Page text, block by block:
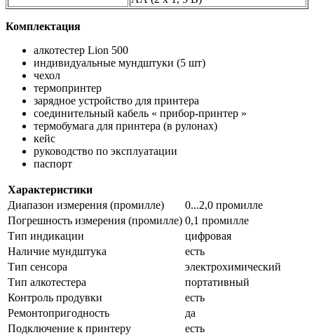
Комплектация
алкотестер Lion 500
индивидуальные мундштуки (5 шт)
чехол
термопринтер
зарядное устройство для принтера
соединительный кабель « прибор-принтер »
термобумага для принтера (в рулонах)
кейс
руководство по эксплуатации
паспорт
Характеристики
Диапазон измерения (промилле)
0...2,0 промилле
Погрешность измерения (промилле) 0,1 промилле
Тип индикации
цифровая
Наличие мундштука
есть
Тип сенсора
электрохимический
Тип алкотестера
портативный
Контроль продувки
есть
Ремонтопригодность
да
Подключение к принтеру
есть